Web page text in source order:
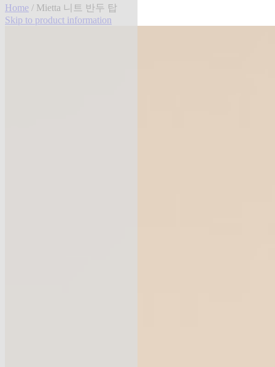
Home / Mietta 니트 반두 탑
Skip to product information